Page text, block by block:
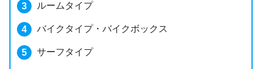
ルームタイプ
バイクタイプ・バイクボックス
サーフタイプ